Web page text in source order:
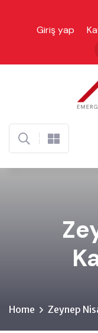
Giriş yap
Home Zeynep